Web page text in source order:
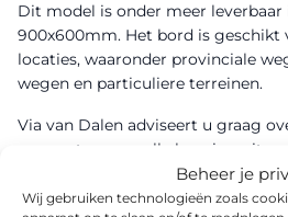
Beheer je
Wij gebruiken technologieën zoals
Dit model is onder meer
900x600mm. Het bord is geschikt
locaties, waaronder provinciale
wegen en particuliere terreinen.
Via van Dalen adviseert u graag
en zorgt voor snelle levering uit